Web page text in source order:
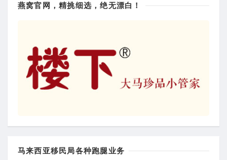
燕窝官网，精挑细选，绝无漂白！
马来西亚移民局各种跑腿业务